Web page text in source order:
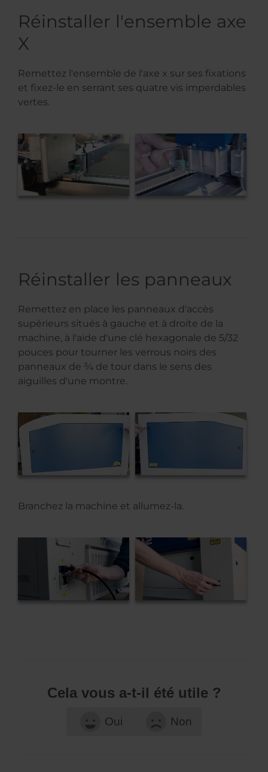
Réinstaller l'ensemble axe
X
Remettez l'ensemble de l'axe x sur ses fixations
et fixez-le en serrant ses quatre vis imperdables
vertes.
Réinstaller les panneaux
Remettez en place les panneaux d'accès
supérieurs situés à gauche et à droite de la
machine, à l'aide d'une clé hexagonale de 5/32
pouces pour tourner les verrous noirs des
panneaux de ¾ de tour dans le sens des
aiguilles d'une montre.
Branchez la machine et allumez-la.
Cela vous a-t-il été utile ?
Oui Non